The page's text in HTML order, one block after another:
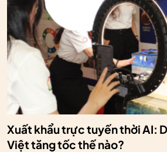
Xuất khẩu trực tuyến thời AI:
Việt tăng tốc thế nào?